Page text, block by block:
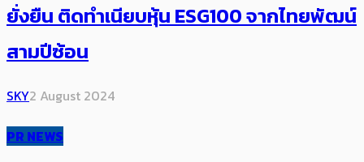
ยั่งยืน ติดทำเนียบหุ้น ESG100 จากไทยพัฒน์
สามปีซ้อน
SKY2 August 2024
PR NEWS